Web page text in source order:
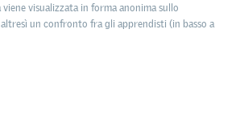
visualizzata in forma anonima sullo
un confronto fra gli apprendisti (in basso a